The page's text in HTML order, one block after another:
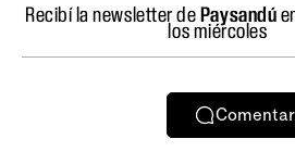
Recibí la newsletter dePaysandú
los miércoles
Comentar